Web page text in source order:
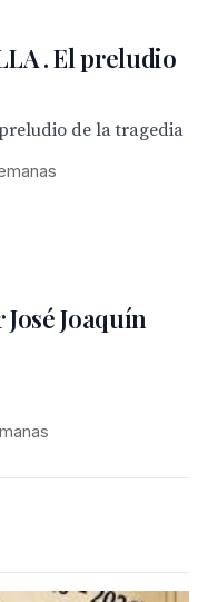
. El preludio
de la tragedia
José Joaquín